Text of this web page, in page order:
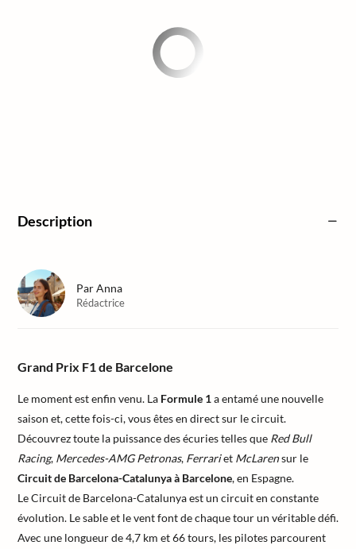
Description
Grand Prix F1 de Barcelone
Le moment est enfin venu. La Formule 1a entamé une nouvelle
saison et, cette fois-ci, vous êtes en direct sur le circuit.
Découvrez toute la puissance des écuries telles que Red Bull
Racing, Mercedes-AMG Petronas, Ferrariet McLarensur le
Circuit de Barcelona-Catalunya à Barcelone, en Espagne.
Le Circuit de Barcelona-Catalunya est un circuit en constante
évolution. Le sable et le vent font de chaque tour un véritable défi.
Avec une longueur de 4,7 km et 66 tours, les pilotes parcourent
ParAnna
Rédactrice